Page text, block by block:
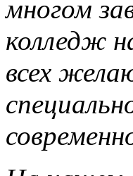
многом
колледж
всех